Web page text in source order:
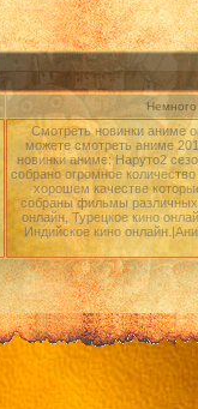
Смотреть новинки аниме
можете смотреть аниме
новинки аниме: Наруто2
собрано огромное
хорошем качестве
собраны фильмы различных
онлайн, Турецкое кино
Индийское кино